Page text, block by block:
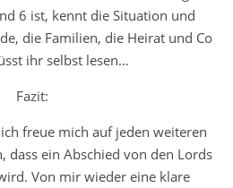
6 ist, kennt die Situation und
die Familien, die Heirat und Co
ihr selbst lesen…
Fazit:
freue mich auf jeden weiteren
dass ein Abschied von den Lords
Von mir wieder eine klare